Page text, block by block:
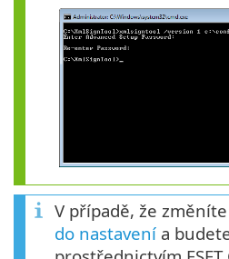
V případě, že
do nastavení a